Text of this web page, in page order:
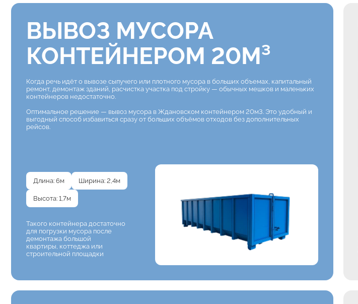
ВЫВОЗ МУСОРА
КОНТЕЙНЕРОМ 20М³
Когда речь идёт о вывозе сыпучего или плотного мусора в больших объемах, капитальный
ремонт, демонтаж зданий, расчистка участка под стройку — обычных мешков и маленьких
контейнеров недостаточно.
Оптимальное решение — вывоз мусора в Ждановском контейнером 20м3. Это удобный и
выгодный способ избавиться сразу от больших объёмов отходов без дополнительных
рейсов.
Длина: 6м Ширина: 2,4м
Высота: 1,7м
Такого контейнера достаточно
для погрузки мусора после
демонтажа большой
квартиры, коттеджа или
строительной площадки